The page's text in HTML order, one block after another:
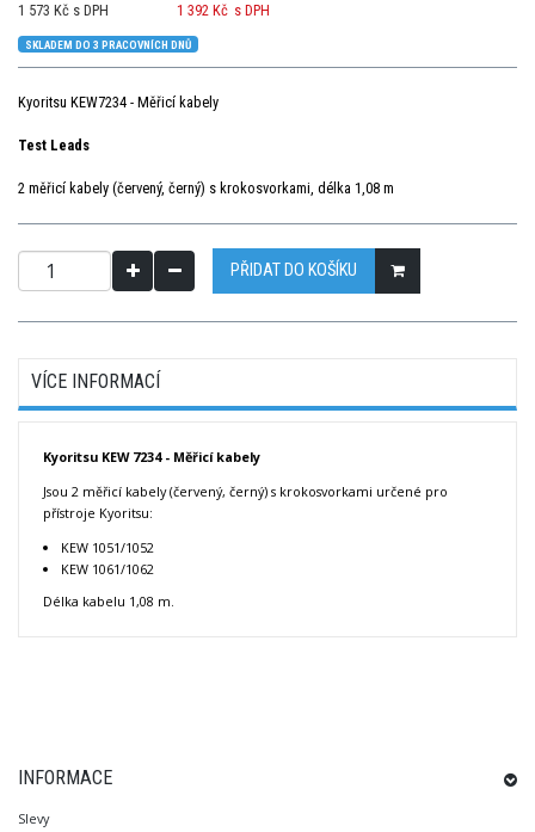
1 573 Kč s DPH
1 392 Kč s DPH
SKLADEM DO 3 PRACOVNÍCH DNŮ
Kyoritsu KEW7234 - Měřicí kabely
Test Leads
2 měřicí kabely (červený, černý) s krokosvorkami, délka 1,08 m
PŘIDAT DO KOŠÍKU
VÍCE INFORMACÍ
Kyoritsu KEW 7234 - Měřicí kabely
Jsou 2 měřicí kabely (červený, černý) s krokosvorkami určené pro
přístroje Kyoritsu:
KEW 1051/1052
KEW 1061/1062
Délka kabelu 1,08 m.
INFORMACE
Slevy